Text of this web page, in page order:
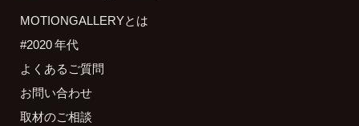
MOTIONGALLERYとは
#2020 年代
よくあるご質問
お問い合わせ
取材のご相談